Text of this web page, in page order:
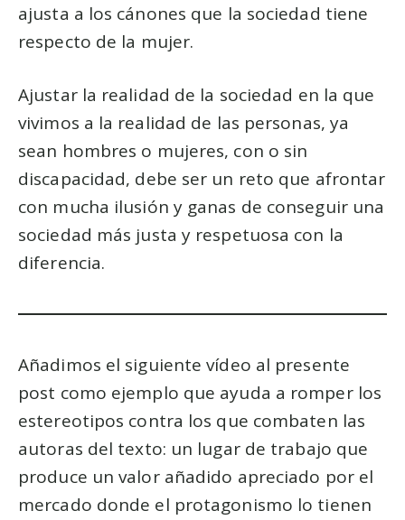
ajusta a los cánones que la sociedad tiene
respecto de la mujer.
Ajustar la realidad de la sociedad en la que
vivimos a la realidad de las personas, ya
sean hombres o mujeres, con o sin
discapacidad, debe ser un reto que afrontar
con mucha ilusión y ganas de conseguir una
sociedad más justa y respetuosa con la
diferencia.
Añadimos el siguiente vídeo al presente
post como ejemplo que ayuda a romper los
estereotipos contra los que combaten las
autoras del texto: un lugar de trabajo que
produce un valor añadido apreciado por el
mercado donde el protagonismo lo tienen